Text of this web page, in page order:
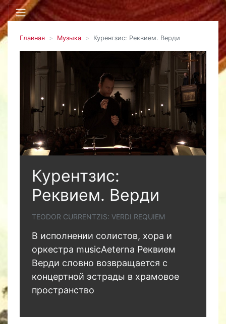
Главная Музыка Курентзис: Реквием. Верди
Курентзис:
Реквием. Верди
TEODOR CURRENTZIS: VERDI REQUIEM
В исполнении солистов, хора и
оркестра musicAeterna Реквием
Верди словно возвращается с
концертной эстрады в храмовое
пространство